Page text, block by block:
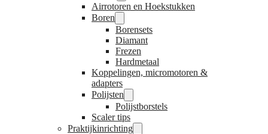
Airrotoren en Hoekstukken
Boren
Borensets
Diamant
Frezen
Hardmetaal
Koppelingen, micromotoren &
adapters
Polijsten
Polijstborstels
Scaler tips
Praktijkinrichting